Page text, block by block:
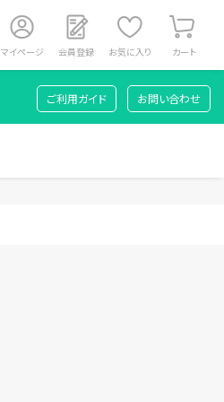
マイページ 会員登録 お気に入り カート
ご利用ガイド お問い合わせ